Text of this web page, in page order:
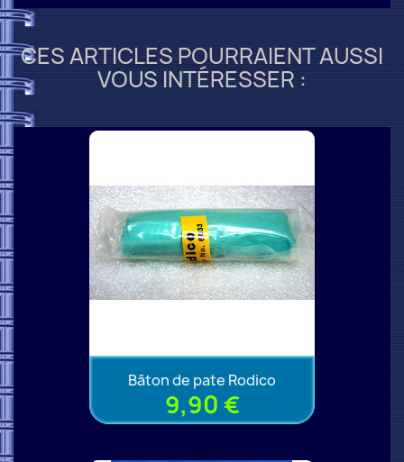
CES ARTICLES POURRAIENT AUSSI
VOUS INTÉRESSER :
Bâton de pate Rodico
9,90 €